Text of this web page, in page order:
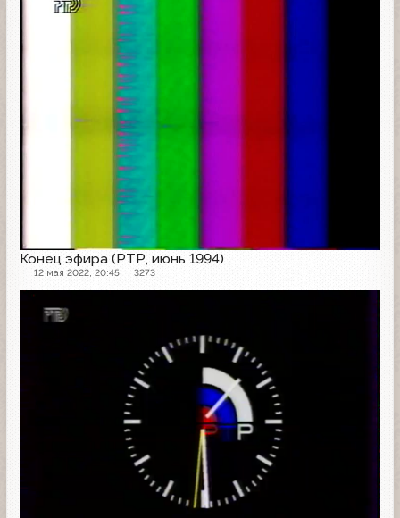
Конец эфира (РТР, июнь 1994)
12 мая 2022, 20:45 3273
Конец эфира